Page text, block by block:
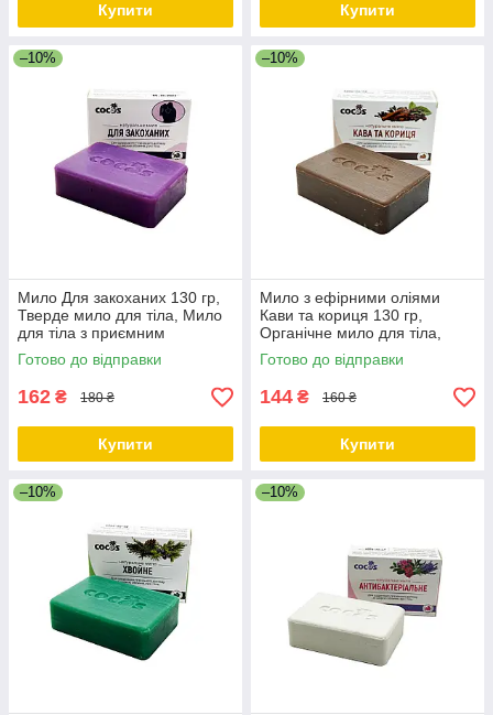
Купити Купити
–10%
Мило Для закоханих 130 гр,
Тверде мило для тіла, Мило
для тіла з приємним
ароматом ТМ Cocos
Готово до відправки
162 ₴ 180 ₴
Купити
–10%
Мило з ефірними оліями
Кави та кориця 130 гр,
Органічне мило для тіла,
Мило для миття ніг, Мило
тверде шматкове ТМ Cocos
Готово до відправки
144 ₴ 160 ₴
Купити
–10% –10%